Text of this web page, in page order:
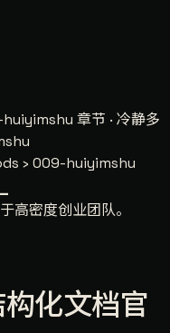
章节 · 冷静多
› 009-huiyimshu
密度创业团队。
化文档官